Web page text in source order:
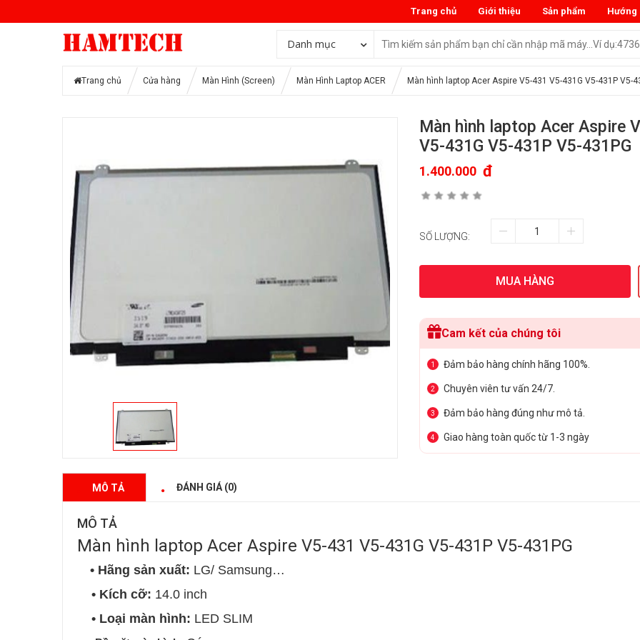
Hướng
Sản phẩm
Giới thiệu
Trang chủ
Danh mục
Trang chủ Cửa hàng Màn Hình (Screen) Màn Hình Laptop ACER Màn hình laptop Acer Aspire V5-431 V5-431G V5-431P V5-
Màn hình laptop Acer Aspire
V5-431G V5-431P V5-431PG
1.400.000 đ
SỐ LƯỢNG:
MUA HÀNG
Cam kết của chúng tôi
1 Đảm bảo hàng chính hãng 100%.
2 Chuyên viên tư vấn 24/7.
3 Đảm bảo hàng đúng như mô tả.
4 Giao hàng toàn quốc từ 1-3 ngày
MÔ TẢ ĐÁNH GIÁ (0)
MÔ TẢ
Màn hình laptop Acer Aspire V5-431 V5-431G V5-431P V5-431PG
• Hãng sản xuất: LG/ Samsung…
• Kích cỡ: 14.0 inch
• Loại màn hình: LED SLIM